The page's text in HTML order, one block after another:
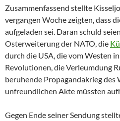
Zusammenfassend stellte
vergangen Woche zeigten, dass
aufgeladen sei. Daran schuld
Osterweiterung der NATO, die
durch die USA, die vom Westen
Revolutionen, die Verleumdung
beruhende Propagandakrieg des
unfreundlichen Akte müssten
Gegen Ende seiner Sendung